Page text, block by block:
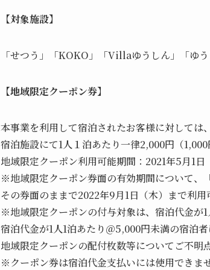
【対象施設】
「せつう」「KOKO」「Villaゆうしん」「ゆ
【地域限定クーポン券】
本事業を利用して宿泊されたお客様に対しては
宿泊施設にて1人１泊あたり一律2,000円（
地域限定クーポン利用可能期間：2021年5月1
※地域限定クーポン券面の有効期間について、
その券面のままで2022年9月1日（木）まで利用
※地域限定クーポンの付与対象は、宿泊代金が
宿泊代金が1人1泊あたり＠5,000円未満の宿泊
地域限定クーポンの配付枚数等についてご不明
※クーポン券は宿泊代金支払いには使用できませ